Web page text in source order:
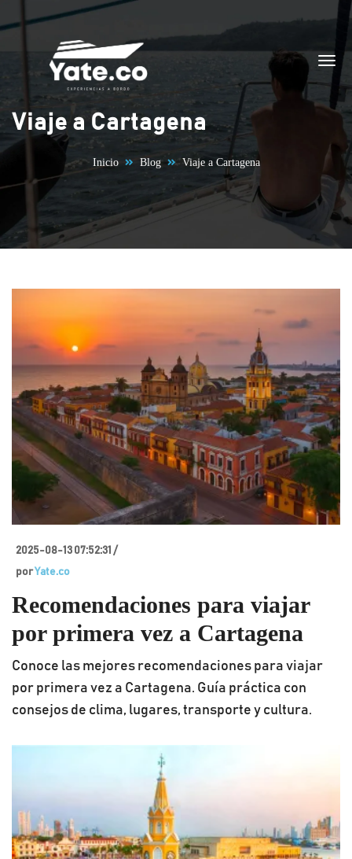
Saltar al contenido
Viaje a Cartagena
Inicio Blog Viaje a Cartagena
2025-08-13 07:52:31 /
porYate.co
Recomendaciones para viajar
por primera vez a Cartagena
Conoce las mejores recomendaciones para viajar
por primera vez a Cartagena. Guía práctica con
consejos de clima, lugares, transporte y cultura.